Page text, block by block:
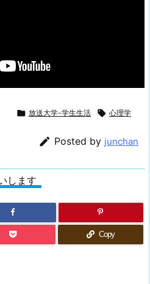
 放送大学-学生生活  心理学
 Posted by junchan
します
Copy